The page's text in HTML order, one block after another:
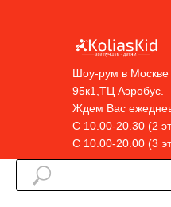
Шоу-рум в
95к1,ТЦ Аэробус.
Ждем Вас
С 10.00-20.30 (2
С 10.00-20.00 (3